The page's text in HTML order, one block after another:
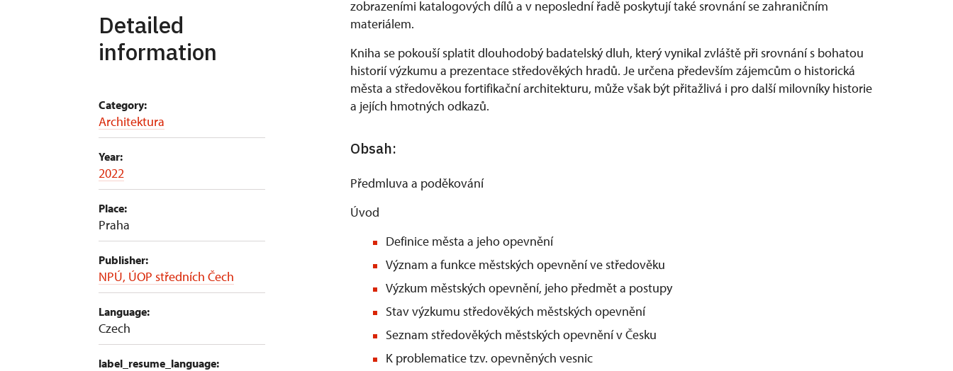
Detailed
information
Category:
Architektura
Year:
2022
Place:
Praha
Publisher:
NPÚ, ÚOP středních Čech
Language:
Czech
label_resume_language:
zobrazeními katalogových dílů a v neposlední řadě poskytují také srovnání se zahraničním
materiálem.
Kniha se pokouší splatit dlouhodobý badatelský dluh, který vynikal zvláště při srovnání s bohatou
historií výzkumu a prezentace středověkých hradů. Je určena především zájemcům o historická
města a středověkou fortifikační architekturu, může však být přitažlivá i pro další milovníky historie
a jejích hmotných odkazů.
Obsah:
Předmluva a poděkování
Úvod
Definice města a jeho opevnění
Význam a funkce městských opevnění ve středověku
Výzkum městských opevnění, jeho předmět a postupy
Stav výzkumu středověkých městských opevnění
Seznam středověkých městských opevnění v Česku
K problematice tzv. opevněných vesnic